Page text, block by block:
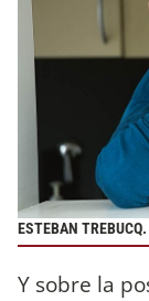
ESTEBAN TREBUCQ.
Y sobre la